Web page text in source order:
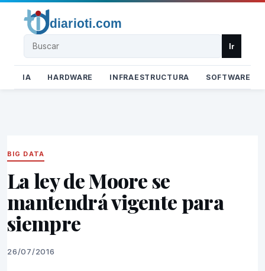
Buscar Ir
IA HARDWARE INFRAESTRUCTURA SOFTWARE
BIG DATA
La ley de Moore se
mantendrá vigente para
siempre
26/07/2016